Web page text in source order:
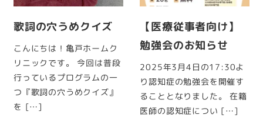
歌詞の穴うめクイズ
こんにちは！亀戸ホームク
リニックです。 今回は普段
行っているプログラムの一
つ『歌詞の穴うめクイズ』
を […]
【医療従事者向け】
勉強会のお知らせ
2025年3月4日の17:30よ
り認知症の勉強会を開催す
ることとなりました。 在籍
医師の認知症につい […]